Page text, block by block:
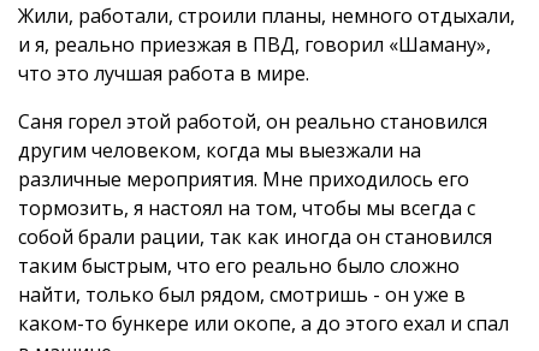
Жили, работали, строили планы, немного отдыхали,
и я, реально приезжая в ПВД, говорил «Шаману»,
что это лучшая работа в мире.
Саня горел этой работой, он реально становился
другим человеком, когда мы выезжали на
различные мероприятия. Мне приходилось его
тормозить, я настоял на том, чтобы мы всегда с
собой брали рации, так как иногда он становился
таким быстрым, что его реально было сложно
найти, только был рядом, смотришь - он уже в
каком-то бункере или окопе, а до этого ехал и спал